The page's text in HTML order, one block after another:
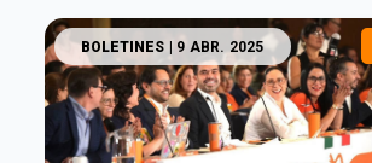
BOLETINES | 9 ABR. 2025